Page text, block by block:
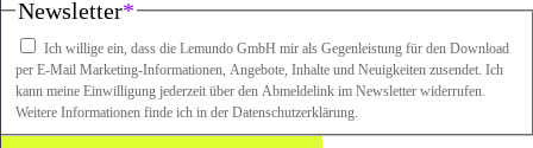
Newsletter*
Ich willige ein, dass die Lemundo GmbH mir als Gegenleistung für den Download
per E-Mail Marketing-Informationen, Angebote, Inhalte und Neuigkeiten zusendet. Ich
kann meine Einwilligung jederzeit über den Abmeldelink im Newsletter widerrufen.
Weitere Informationen finde ich in der Datenschutzerklärung.